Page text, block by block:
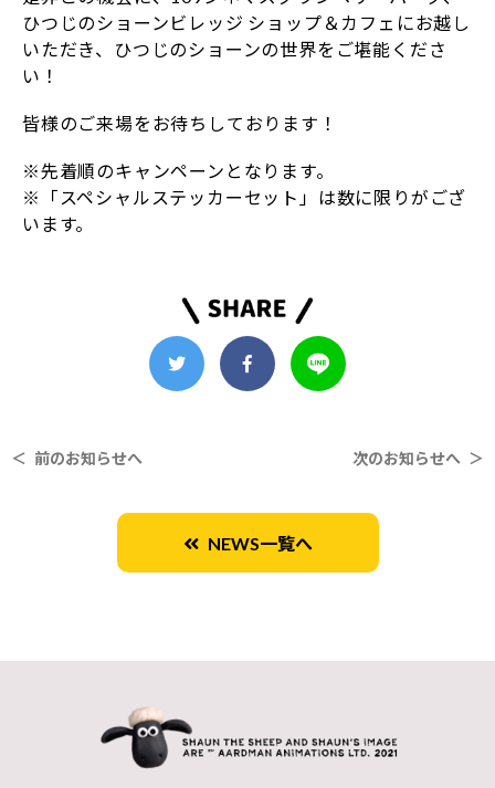
ひつじのショーンビレッジ ショップ＆カフェにお越し
いただき、ひつじのショーンの世界をご堪能くださ
い！
皆様のご来場をお待ちしております！
※先着順のキャンペーンとなります。
※「スペシャルステッカーセット」は数に限りがござ
います。
＜ 前のお知らせへ 次のお知らせへ ＞
NEWS一覧へ